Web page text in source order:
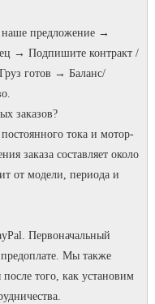
предложение →
→ Подпишите контракт /
готов → Баланс/
заказов?
тока и мотор-
заказа составляет около
от модели, периода и
Первоначальный
Мы также
того, как установим